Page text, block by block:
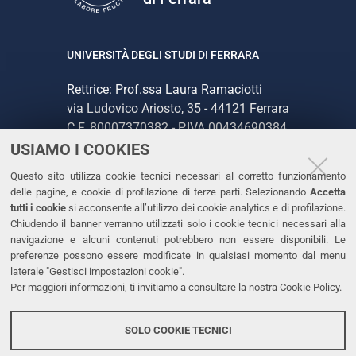
USIAMO I COOKIES
Questo sito utilizza cookie tecnici necessari al corretto funzionamento
delle pagine, e cookie di profilazione di terze parti. Selezionando Accetta
tutti i cookiesi acconsente all’utilizzo dei cookie analytics e di profilazione.
Chiudendo il banner verranno utilizzati solo i cookie tecnici necessari alla
navigazione e alcuni contenuti potrebbero non essere disponibili. Le
preferenze possono essere modificate in qualsiasi momento dal menu
laterale "Gestisci impostazioni cookie".
Per maggiori informazioni, ti invitiamo a consultare la nostra Cookie Policy.
SOLO COOKIE TECNICI
UNIVERSITÀ DEGLI STUDI DI FERRARA
Rettrice: Prof.ssa Laura Ramaciotti
via Ludovico Ariosto, 35 - 44121 Ferrara
C.F. 80007370382 - P.IVA 00434690384
CONTATTI
Tel. +39 0532 293111
Fax. +39 0532 293031
PEC
LINKS
Accessibilità
Protezione dati personali